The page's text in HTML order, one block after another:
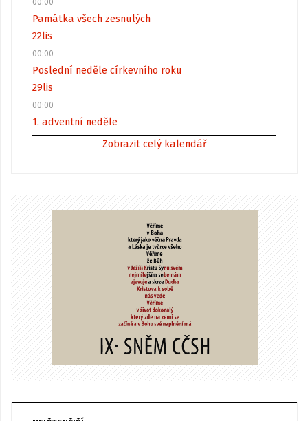
00:00
Památka všech zesnulých
22lis
00:00
Poslední neděle církevního roku
29lis
00:00
1. adventní neděle
Zobrazit celý kalendář